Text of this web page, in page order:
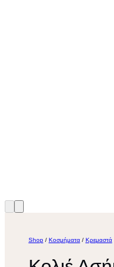
Shop / Κοσμήματα / Κρεμαστά